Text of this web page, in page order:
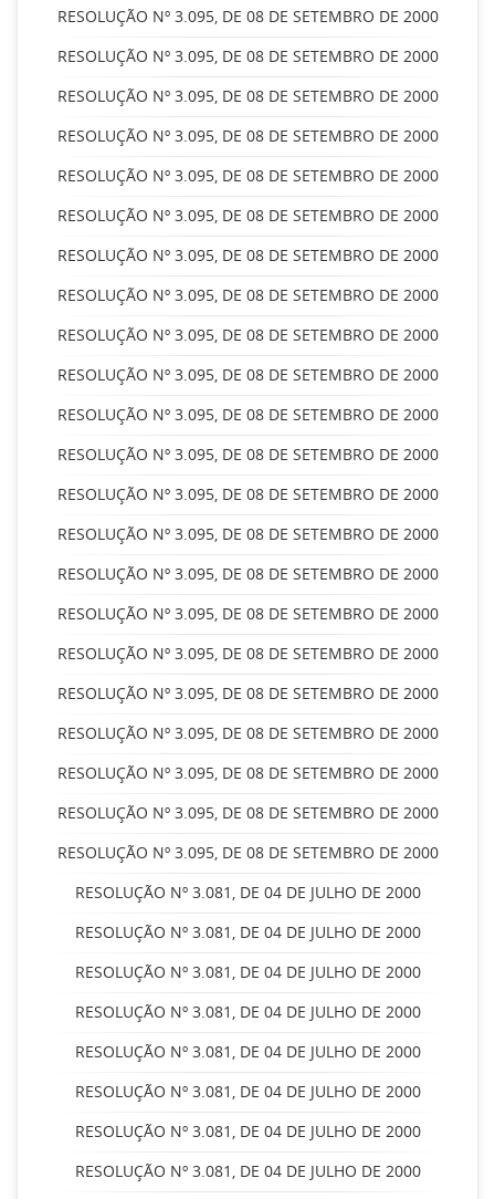
RESOLUÇÃO Nº 3.095, DE 08 DE SETEMBRO DE 2000
RESOLUÇÃO Nº 3.095, DE 08 DE SETEMBRO DE 2000
RESOLUÇÃO Nº 3.095, DE 08 DE SETEMBRO DE 2000
RESOLUÇÃO Nº 3.095, DE 08 DE SETEMBRO DE 2000
RESOLUÇÃO Nº 3.095, DE 08 DE SETEMBRO DE 2000
RESOLUÇÃO Nº 3.095, DE 08 DE SETEMBRO DE 2000
RESOLUÇÃO Nº 3.095, DE 08 DE SETEMBRO DE 2000
RESOLUÇÃO Nº 3.095, DE 08 DE SETEMBRO DE 2000
RESOLUÇÃO Nº 3.095, DE 08 DE SETEMBRO DE 2000
RESOLUÇÃO Nº 3.095, DE 08 DE SETEMBRO DE 2000
RESOLUÇÃO Nº 3.095, DE 08 DE SETEMBRO DE 2000
RESOLUÇÃO Nº 3.095, DE 08 DE SETEMBRO DE 2000
RESOLUÇÃO Nº 3.095, DE 08 DE SETEMBRO DE 2000
RESOLUÇÃO Nº 3.095, DE 08 DE SETEMBRO DE 2000
RESOLUÇÃO Nº 3.095, DE 08 DE SETEMBRO DE 2000
RESOLUÇÃO Nº 3.095, DE 08 DE SETEMBRO DE 2000
RESOLUÇÃO Nº 3.095, DE 08 DE SETEMBRO DE 2000
RESOLUÇÃO Nº 3.095, DE 08 DE SETEMBRO DE 2000
RESOLUÇÃO Nº 3.095, DE 08 DE SETEMBRO DE 2000
RESOLUÇÃO Nº 3.095, DE 08 DE SETEMBRO DE 2000
RESOLUÇÃO Nº 3.095, DE 08 DE SETEMBRO DE 2000
RESOLUÇÃO Nº 3.095, DE 08 DE SETEMBRO DE 2000
RESOLUÇÃO Nº 3.081, DE 04 DE JULHO DE 2000
RESOLUÇÃO Nº 3.081, DE 04 DE JULHO DE 2000
RESOLUÇÃO Nº 3.081, DE 04 DE JULHO DE 2000
RESOLUÇÃO Nº 3.081, DE 04 DE JULHO DE 2000
RESOLUÇÃO Nº 3.081, DE 04 DE JULHO DE 2000
RESOLUÇÃO Nº 3.081, DE 04 DE JULHO DE 2000
RESOLUÇÃO Nº 3.081, DE 04 DE JULHO DE 2000
RESOLUÇÃO Nº 3.081, DE 04 DE JULHO DE 2000